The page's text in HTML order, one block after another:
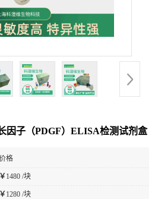
因子（PDGF）ELISA检测试剂盒
格
￥1480 /块
￥1280 /块